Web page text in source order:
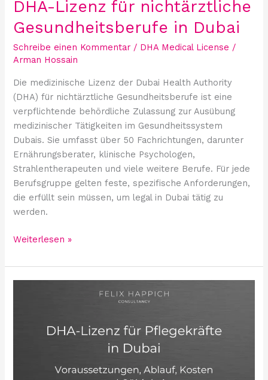
DHA-Lizenz für nichtärztliche
Gesundheitsberufe in Dubai
Schreibe einen Kommentar / DHA Medical License /
Arman Hossain
Die medizinische Lizenz der Dubai Health Authority
(DHA) für nichtärztliche Gesundheitsberufe ist eine
verpflichtende behördliche Zulassung zur Ausübung
medizinischer Tätigkeiten im Gesundheitssystem
Dubais. Sie umfasst über 50 Fachrichtungen, darunter
Ernährungsberater, klinische Psychologen,
Strahlentherapeuten und viele weitere Berufe. Für jede
Berufsgruppe gelten feste, spezifische Anforderungen,
die erfüllt sein müssen, um legal in Dubai tätig zu
werden.
Weiterlesen »
Pflegekräfte
Voraussetzungen,